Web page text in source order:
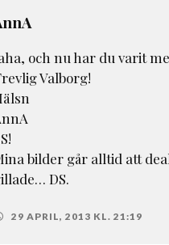
och nu har du varit
Valborg!
bilder går alltid att
DS.
29 APRIL, 2013 KL. 21:19